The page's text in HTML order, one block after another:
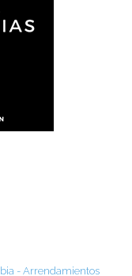
- Arrendamientos